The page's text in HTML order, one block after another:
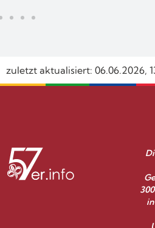
zuletzt aktualisiert: 06.06.2026,